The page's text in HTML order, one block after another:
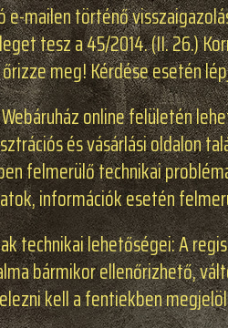
e-mailen történő
tesz a 45/2014. (II. 26.)
meg! Kérdése esetén
online felületén
és vásárlási oldalon
felmerülő technikai
információk esetén
technikai lehetőségei: A
bármikor ellenőrizhető,
kell a fentiekben